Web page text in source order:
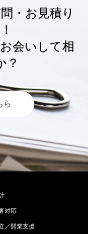
・お見積り
会いして相
？
ら
対応
／開業支援